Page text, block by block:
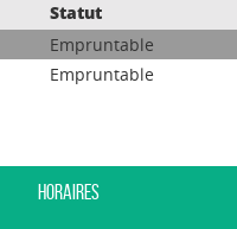
Statut
Empruntable
Empruntable
Horaires